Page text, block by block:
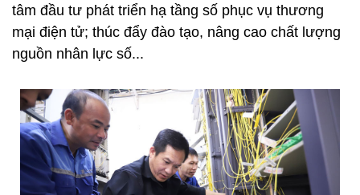
tâm đầu tư phát triển hạ tầng số phục vụ thương
mại điện tử; thúc đẩy đào tạo, nâng cao chất lượng
nguồn nhân lực số...